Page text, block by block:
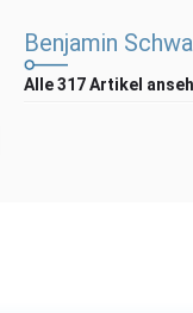
Benjamin
Alle 317 Artikel